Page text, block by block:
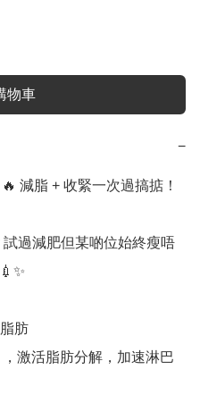
物車
−
減脂 + 收緊一次過搞掂！
過減肥但某啲位始終瘦唔
肪
激活脂肪分解，加速淋巴